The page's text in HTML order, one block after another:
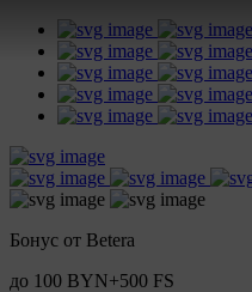
Бонус от Betera
до 100 BYN+500 FS